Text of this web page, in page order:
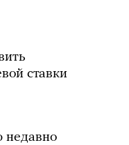
ставки
недавно